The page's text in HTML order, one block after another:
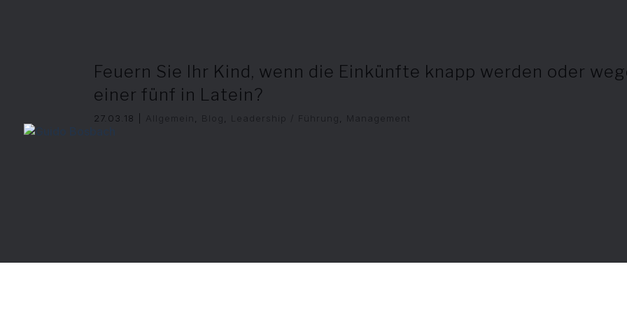
Feuern Sie Ihr Kind, wenn die Einkünfte knapp werden oder
einer fünf in Latein?
27.03.18 Allgemein Blog Leadership / Führung Management